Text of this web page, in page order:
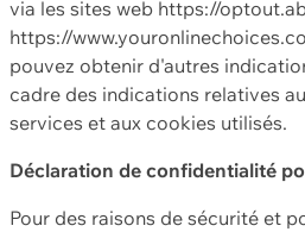
via les sites web https://
https://
pouvez obtenir d'autres
cadre des indications relatives
services et aux cookies utilisés.
Déclaration de confidentialité
Pour des raisons de sécurité et